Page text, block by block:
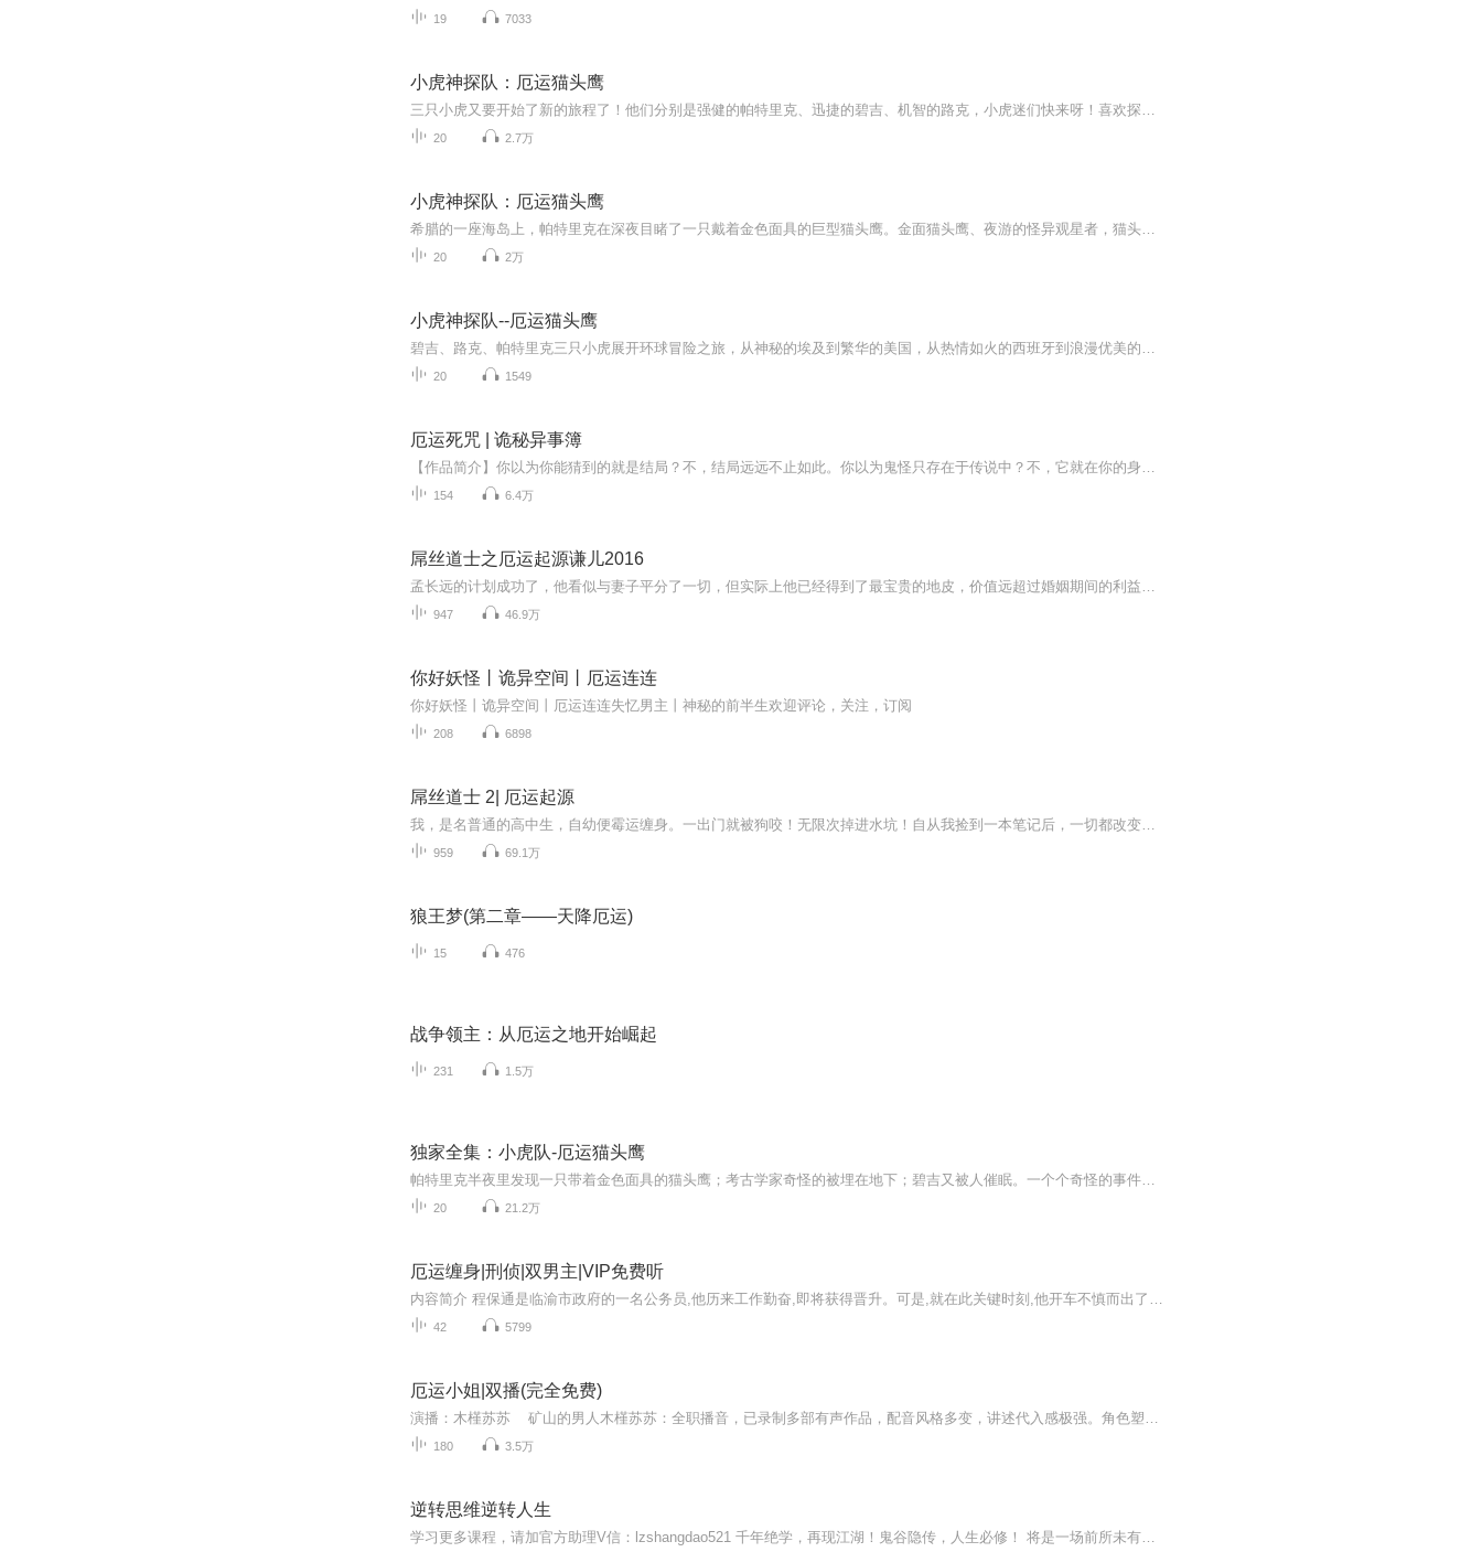
19 7033
小虎神探队：厄运猫头鹰
三只小虎又要开始了新的旅程了！他们分别是强健的帕特里克、迅捷的碧吉、机智的路克，小虎迷们快来呀！喜欢探险、破案的小伙伴们更是不容错过！希腊的一座海岛上，帕特里克在深夜目睹了一只戴着金色面具的巨型猫头鹰。金面猫头鹰、夜游的怪异观星者、猫头鹰现身时神秘失踪的萤火虫专家……这一切都给小虎们的希腊之旅蒙上了诡异的阴影。岛上古老的猫头鹰神庙遗址中，考古活动屡遭横祸，金面猫头鹰是否带来了厄运？小虎们的调查步步深入，却落入了陷阱……快来跟小虎们一起探险吧！人物介绍：帕特里克——强健如虎 碧吉——迅捷如虎 路克——机智如虎
20 2.7万
小虎神探队：厄运猫头鹰
希腊的一座海岛上，帕特里克在深夜目睹了一只戴着金色面具的巨型猫头鹰。金面猫头鹰、夜游的怪异观星者，猫头鹰现身时神秘失踪的萤火虫专家……这一切都给小虎们的希腊之旅蒙上了诡异的阴影。岛上古老的猫头鹰神庙遗址中，考古活动履遭横祸，金面猫头鹰是否带来了厄运？小虎们的调查步步深入，确落入陷阱…
20 2万
小虎神探队--厄运猫头鹰
碧吉、路克、帕特里克三只小虎展开环球冒险之旅，从神秘的埃及到繁华的美国，从热情如火的西班牙到浪漫优美的挪威……看似平静的生活中，往往隐藏着不为人知的秘密，不寻常的事件全逃不过三只小虎的眼睛！明察秋毫的观察力，抽丝剥茧的分析力，当机立断的...
20 1549
厄运死咒 | 诡秘异事簿
【作品简介】你以为你能猜到的就是结局？不，结局远远不止如此。你以为鬼怪只存在于传说中？不，它就在你的身边。你以为武术只能打人？不，我家的武术可以打鬼。我叫余白，是一名网络写手，这是发生在我身上的诡密故事。请和我一起，推开这扇恐怖的大门，追寻余白的诡事。本书由多个故事组成，一卷更比一卷精彩。【主播简介】殊彦。录制有声作品《厄运死咒》。【作者介绍】王子的花生。鬼姐姐签约作家。著有《厄运死咒》。【友情提示】在购买过程中，如果您有任何问题，可以按以下步骤咨询在线客服：第一步：您可在喜马拉雅APP【账号】-【帮助与反馈】”中咨询在线客服第二步：如果您无法联系上APP内在线客服，可关注【喜马拉雅付费精品】公众号，通过下方菜单栏里咨询在线客服第三步：如果在线客服都未取得联系，也可拨打客服电话：400-838-5616第四步：本专辑可全球范围内下载收听哟。
154 6.4万
屌丝道士之厄运起源谦儿2016
孟长远的计划成功了，他看似与妻子平分了一切，但实际上他已经得到了最宝贵的地皮，价值远超过婚姻期间的利益。这一切背后隐藏着什么秘密？他到底是如何做到的？这个谜团让人无法预测下一步会发生什么，充满了紧张和悬疑。
947 46.9万
你好妖怪丨诡异空间丨厄运连连
你好妖怪丨诡异空间丨厄运连连失忆男主丨神秘的前半生欢迎评论，关注，订阅
208 6898
屌丝道士 2| 厄运起源
我，是名普通的高中生，自幼便霉运缠身。一出门就被狗咬！无限次掉进水坑！自从我捡到一本笔记后，一切都改变了！原来柳叶泡水可以见到鬼，灵异事件也接二连三找上门来，我该如何面对……
959 69.1万
狼王梦(第二章——天降厄运)
15 476
战争领主：从厄运之地开始崛起
231 1.5万
独家全集：小虎队-厄运猫头鹰
帕特里克半夜里发现一只带着金色面具的猫头鹰；考古学家奇怪的被埋在地下；碧吉又被人催眠。一个个奇怪的事件都和金色面具猫头鹰有关，我们一起来揭破迷案吧！
20 21.2万
厄运缠身|刑侦|双男主|VIP免费听
内容简介 程保通是临渝市政府的一名公务员,他历来工作勤奋,即将获得晋升。可是,就在此关键时刻,他开车不慎而出了车祸,不幸将人撞伤。从此,他的命运遭遇了巨大的转折……作者/主播作者：蜀山湛然主播：紫叶俊杰购买须知1、本作品为付费有声书，购买成功后，...
42 5799
厄运小姐|双播(完全免费)
演播：木槿苏苏 矿山的男人木槿苏苏：全职播音，已录制多部有声作品，配音风格多变，讲述代入感极强。角色塑造生动立体，声音有力而不失柔和。。可驾驭搞笑、温柔、恐怖、霸气等不同类型风格古言悬疑现言小说~（木有人夸我，使劲自夸~嘿嘿嘿）内容简...
180 3.5万
逆转思维逆转人生
学习更多课程，请加官方助理V信：lzshangdao521 千年绝学，再现江湖！鬼谷隐传，人生必修！ 将是一场前所未有的自我认知， 将是一次人性规律的彻底掌握！ 这是成就霸业与绝恋的顶级玄机！